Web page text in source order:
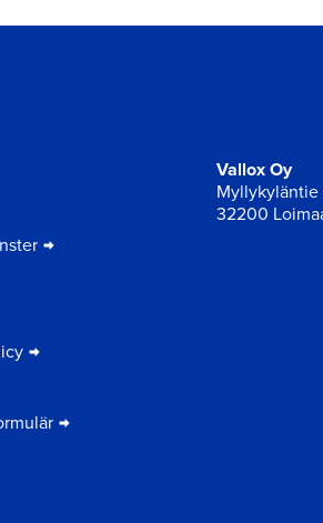
Vallox Oy
Myllykyläntie
32200